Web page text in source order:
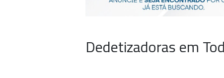
Dedetizadoras em